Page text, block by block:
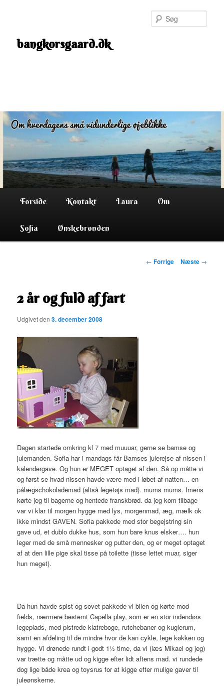
indholdbangkorsgaard.dk
Forside Kontakt Laura Om
Sofia Ønskebrønden
Indlægsnavigation
← Forrige Næste →
2 år og fuld af fart
Udgivet den3. december 2008
Dagen startede omkring kl 7 med muuuar, gerne se bamse og
julemanden. Sofia har i mandags får Bamses julerejse af nissen i
kalendergave. Og hun er MEGET optaget af den. Så op måtte vi
og først se hvad nissen havde være med i løbet af natten… en
pålægschokolademad (altså legetøjs mad). mums mums. Imens
kørte jeg til bagerne og hentede franskbrød. da jeg kom tilbage
var vi klar til morgen hygge med lys, morgenmad, æg, mælk ok
ikke mindst GAVEN. Sofia pakkede med stor begejstring sin
gave ud, et dublo dukke hus, som hun bare knus elsker…. hun
leger med de små mennesker og putter den, og er meget optaget
af at den lille pige skal tisse på toilette (tisse lettet muar, siger
hun meget).
Da hun havde spist og sovet pakkede vi bilen og kørte mod
fields, nærmere bestemt Capella play, som er en stor indendørs
legeplads, med plstrede klatreboge, rutchebaner og kuglerum,
samt en afdeling til de mindre hvor de kan cykle, lege køkken og
hygge. Vi drønede rundt i godt 1½ time, da vi (læs Mikael og jeg)
var trætte og måtte ud og kigge efter lidt aftens mad. vi rundede
dog lige både krea og toysrus for at kigge efter mulige gaver til
juleønskerne.